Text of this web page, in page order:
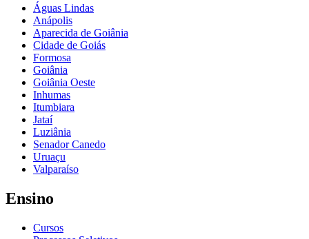
Águas Lindas
Anápolis
Aparecida de Goiânia
Cidade de Goiás
Formosa
Goiânia
Goiânia Oeste
Inhumas
Itumbiara
Jataí
Luziânia
Senador Canedo
Uruaçu
Valparaíso
Ensino
Cursos